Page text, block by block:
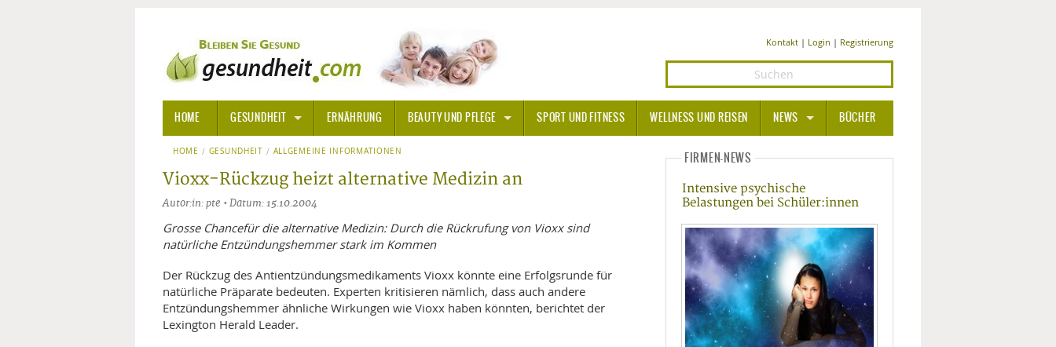
Kontakt| Login | Registrierung
HOME GESUNDHEIT
ALLGEMEINE INFORMATIONEN
ALTERNATIVE HEILWEISENAROMA THERAPIE
BACHBLÜTEN
HOMÖOPATHIE
ALTERNATIVE MEDIZIN
GIFTSTOFFE
ERNÄHRUNG BEAUTY UND PFLEGE SPORT UND FITNESS WELLNESS UND REISEN NEWS
MEDIZIN UND PHARMA
ERNÄHRUNG
BEAUTY UND PFLEGE
SPORT UND FITNESS
WELLNESS UND REISEN
BÜCHER
HOME GESUNDHEIT ALLGEMEINE INFORMATIONEN
Vioxx-Rückzug heizt alternative Medizin an
Autor:in: pte • Datum: 15.10.2004
Grosse Chancefür die alternative Medizin: Durch die Rückrufung von Vioxx sind
natürliche Entzündungshemmer stark im Kommen
Der Rückzug des Antientzündungsmedikaments Vioxx könnte eine Erfolgsrunde für
natürliche Präparate bedeuten. Experten kritisieren nämlich, dass auch andere
Entzündungshemmer ähnliche Wirkungen wie Vioxx haben könnten, berichtet der
Lexington Herald Leader.
FIRMEN-NEWS
Intensive psychische
Belastungen bei Schüler:innen